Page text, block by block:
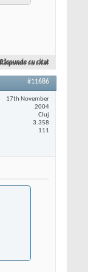
Răspunde cu citat
#11686
17th November
2004
Cluj
3.358
111